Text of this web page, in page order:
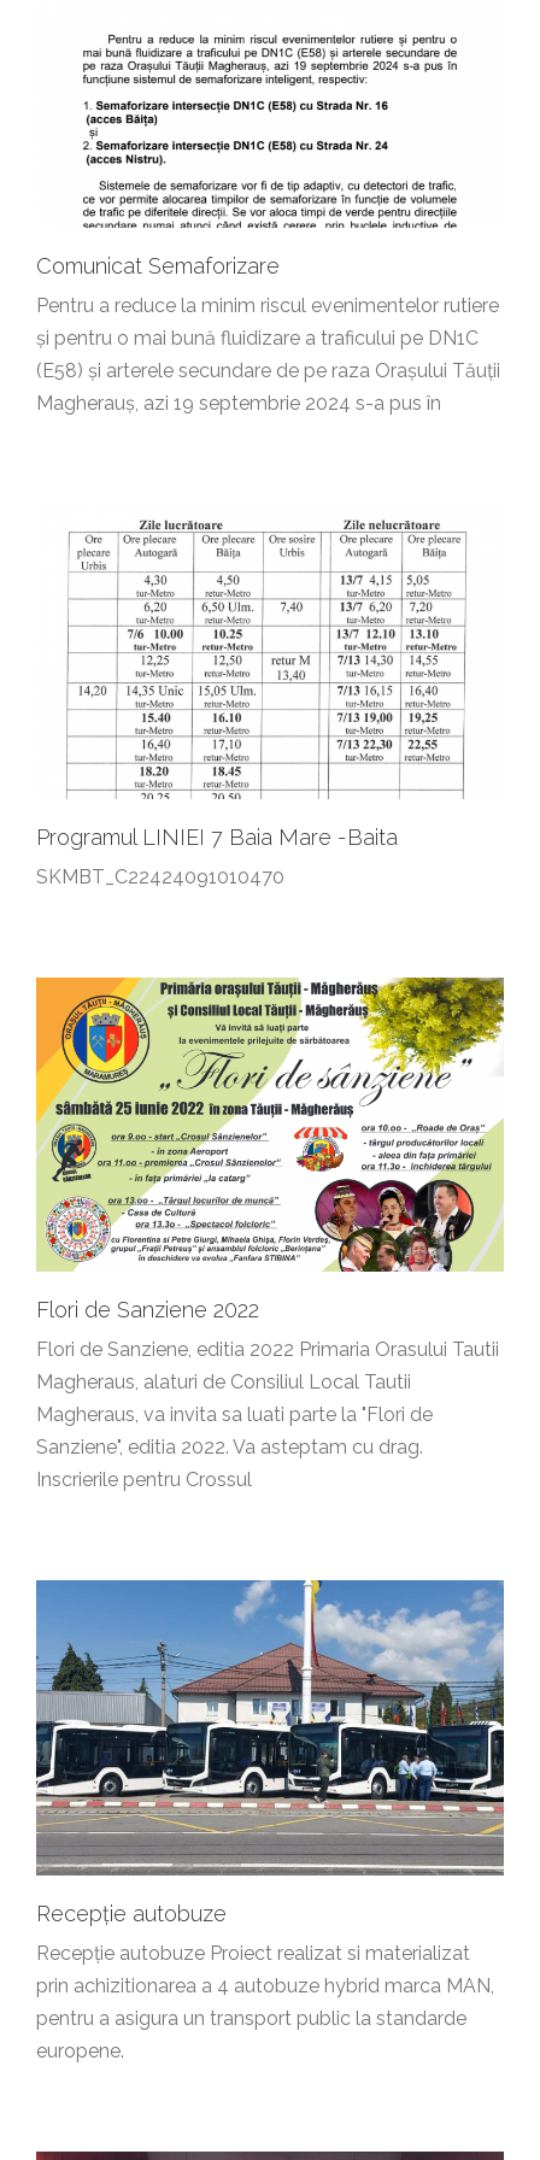
Comunicat Semaforizare
Pentru a reduce la minim riscul evenimentelor rutiere
și pentru o mai bună fluidizare a traficului pe DN1C
(E58) și arterele secundare de pe raza Orașului Tăuții
Magherauș, azi 19 septembrie 2024 s-a pus în
Programul LINIEI 7 Baia Mare -Baita
SKMBT_C22424091010470
Flori de Sanziene 2022
Flori de Sanziene, editia 2022 Primaria Orasului Tautii
Magheraus, alaturi de Consiliul Local Tautii
Magheraus, va invita sa luati parte la "Flori de
Sanziene", editia 2022. Va asteptam cu drag.
Inscrierile pentru Crossul
Recepție autobuze
Recepție autobuze Proiect realizat si materializat
prin achizitionarea a 4 autobuze hybrid marca MAN,
pentru a asigura un transport public la standarde
europene.